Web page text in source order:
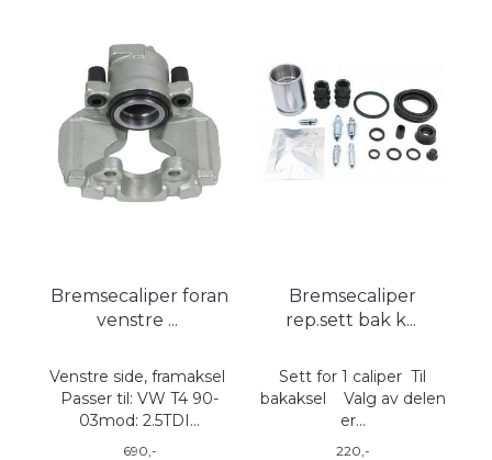
Bremsecaliper foran
venstre ...
Venstre side, framaksel
Passer til: VW T4 90-
03mod: 2.5TDI...
690,-
Bremsecaliper
rep.sett bak k...
Sett for 1 caliper Til
bakaksel Valg av delen
er...
220,-